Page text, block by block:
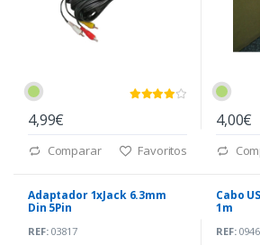
4,99€
Comparar Favoritos
4,00€
Adaptador 1xJack 6.3mm
Din 5Pin
REF:03817
Cabo
1m
REF: